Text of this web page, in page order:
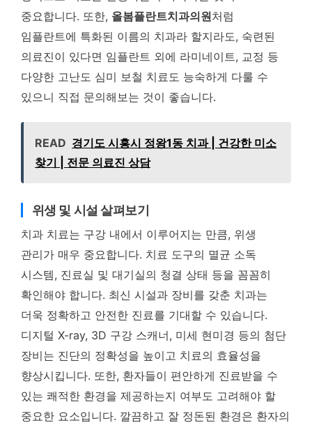
중요합니다. 또한, 올봄플란트치과의원처럼
임플란트에 특화된 이름의 치과라 할지라도, 숙련된
의료진이 있다면 임플란트 외에 라미네이트, 교정 등
다양한 고난도 심미 보철 치료도 능숙하게 다룰 수
있으니 직접 문의해보는 것이 좋습니다.
READ 경기도 시흥시 정왕1동 치과 | 건강한 미소
찾기 | 전문 의료진 상담
위생 및 시설 살펴보기
치과 치료는 구강 내에서 이루어지는 만큼, 위생
관리가 매우 중요합니다. 치료 도구의 멸균 소독
시스템, 진료실 및 대기실의 청결 상태 등을 꼼꼼히
확인해야 합니다. 최신 시설과 장비를 갖춘 치과는
더욱 정확하고 안전한 진료를 기대할 수 있습니다.
디지털 X-ray, 3D 구강 스캐너, 미세 현미경 등의 첨단
장비는 진단의 정확성을 높이고 치료의 효율성을
향상시킵니다. 또한, 환자들이 편안하게 진료받을 수
있는 쾌적한 환경을 제공하는지 여부도 고려해야 할
중요한 요소입니다. 깔끔하고 잘 정돈된 환경은 환자의